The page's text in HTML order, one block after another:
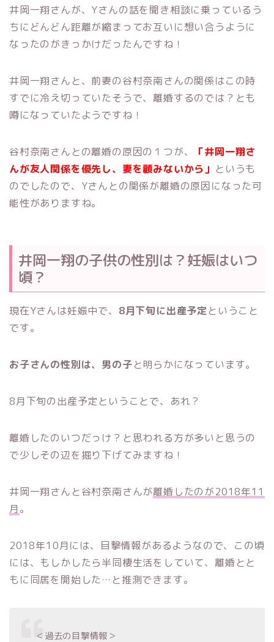
井岡一翔さんが、Yさんの話を聞き相談に乗っているう
ちにどんどん距離が縮まってお互いに想い合うように
なったのがきっかけだったんですね！
井岡一翔さんと、前妻の谷村奈南さんの関係はこの時
すでに冷え切っていたそうで、離婚するのでは？とも
噂になっていたようですね！
谷村奈南さんとの離婚の原因の１つが、
「井岡一翔さ
んが友人関係を優先し、妻を顧みないから」 というも
のでしたので、Yさんとの関係が離婚の原因になった可
能性がありますね。
井岡一翔の子供の性別は？妊娠はいつ
頃？
現在Yさんは妊娠中で、 8月下旬に出産予定ということ
です。
お子さんの性別は、男の子と明らかになっています。
8月下旬の出産予定ということで、あれ？
離婚したのいつだっけ？と思われる方が多いと思うの
で少しその辺を掘り下げてみますね！
井岡一翔さんと谷村奈南さんが離婚したのが2018年11
月 。
2018年10月には、目撃情報があるようなので、この頃
には、もしかしたら半同棲生活をしていて、離婚とと
もに同居を開始した…と推測できます。
＜過去の目撃情報＞